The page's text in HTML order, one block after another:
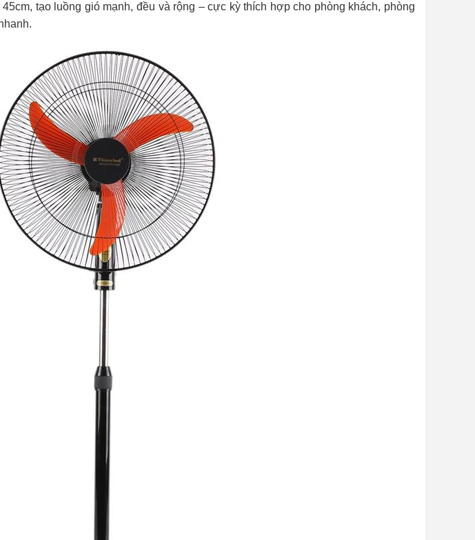
tạo luồng gió mạnh, đều và rộng – cực kỳ thích hợp cho phòng khách, phòng